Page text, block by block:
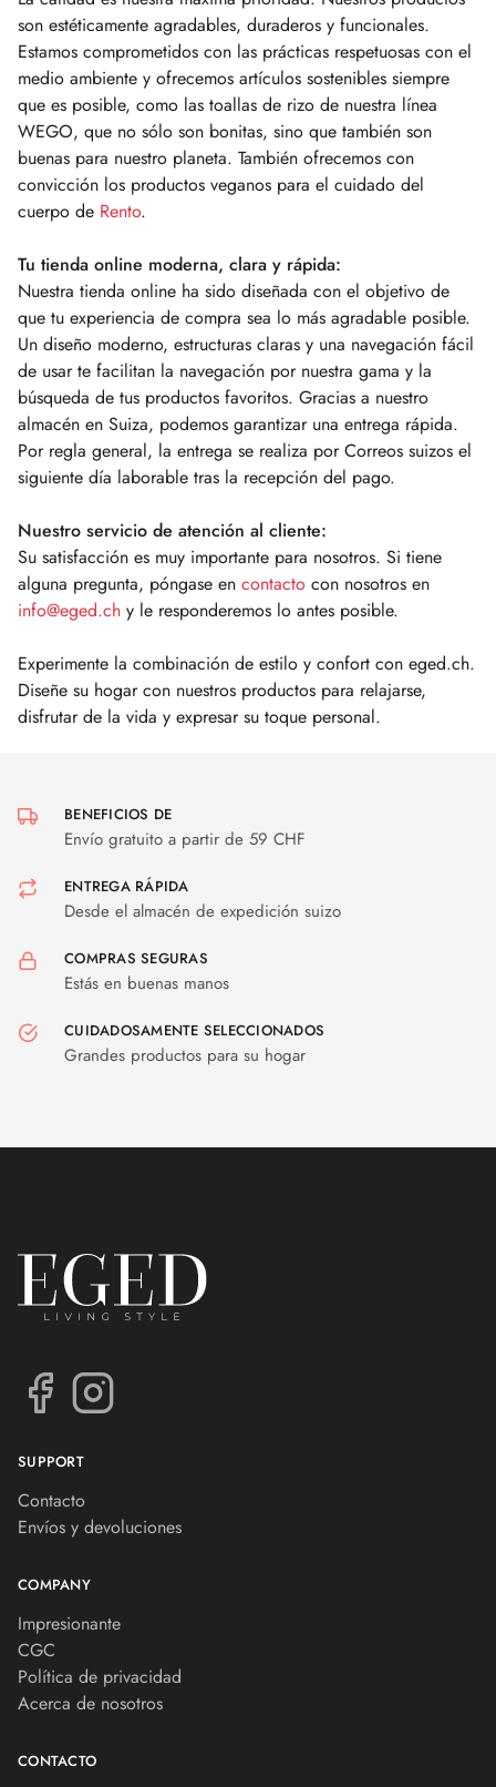
son estéticamente agradables, duraderos y funcionales.
Estamos comprometidos con las prácticas respetuosas con el
medio ambiente y ofrecemos artículos sostenibles siempre
que es posible, como las toallas de rizo de nuestra línea
WEGO, que no sólo son bonitas, sino que también son
buenas para nuestro planeta. También ofrecemos con
convicción los productos veganos para el cuidado del
cuerpo de Rento.
Tu tienda online moderna, clara y rápida:
Nuestra tienda online ha sido diseñada con el objetivo de
que tu experiencia de compra sea lo más agradable posible.
Un diseño moderno, estructuras claras y una navegación fácil
de usar te facilitan la navegación por nuestra gama y la
búsqueda de tus productos favoritos. Gracias a nuestro
almacén en Suiza, podemos garantizar una entrega rápida.
Por regla general, la entrega se realiza por Correos suizos el
siguiente día laborable tras la recepción del pago.
Nuestro servicio de atención al cliente:
Su satisfacción es muy importante para nosotros. Si tiene
alguna pregunta, póngase en contacto con nosotros en
info@eged.ch y le responderemos lo antes posible.
Experimente la combinación de estilo y confort con eged.ch.
Diseñe su hogar con nuestros productos para relajarse,
disfrutar de la vida y expresar su toque personal.
BENEFICIOS DE
Envío gratuito a partir de 59 CHF
ENTREGA RÁPIDA
Desde el almacén de expedición suizo
COMPRAS SEGURAS
Estás en buenas manos
CUIDADOSAMENTE SELECCIONADOS
Grandes productos para su hogar
SUPPORT
Contacto
Envíos y devoluciones
COMPANY
Impresionante
CGC
Política de privacidad
Acerca de nosotros
CONTACTO